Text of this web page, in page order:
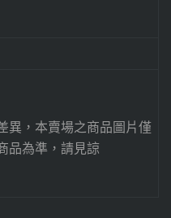
異，本賣場之商品圖片僅
品為準，請見諒